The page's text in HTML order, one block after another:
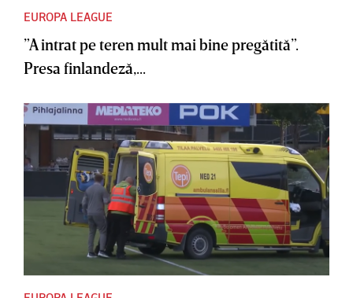
EUROPA LEAGUE
”A intrat pe teren mult mai bine pregătită”.
Presa finlandeză,...